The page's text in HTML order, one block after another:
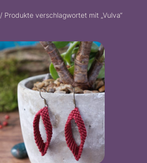
/ Produkte verschlagwortet mit „Vulva“